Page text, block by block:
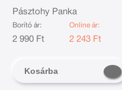
Pásztohy Panka
Borító ár:
2 990 Ft
Online ár:
2 243 Ft
Kosárba